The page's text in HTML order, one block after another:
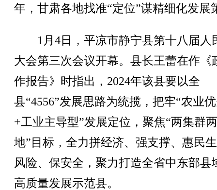
年，甘肃各地找准“定位”谋精细化发展
1月4日，平凉市静宁县第十八届人
大会第三次会议开幕。县长王蕾在作《
作报告》时指出，2024年该县要以全
县“4556”发展思路为统揽，把牢“农业
+工业主导型”发展定位，聚焦“两集群
地”目标，全力拼经济、强支撑、惠民
风险、保安全，聚力打造全省中东部县
高质量发展示范县。